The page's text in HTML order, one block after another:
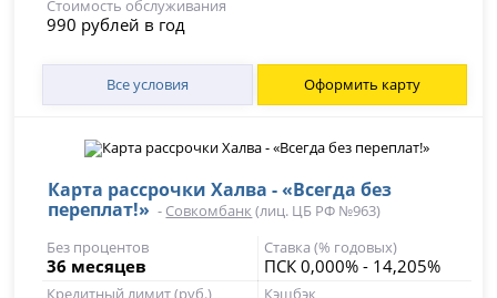
Стоимость обслуживания
990 рублей в год
Все условия Оформить карту
Карта рассрочки Халва - «Всегда без
переплат!» - Совкомбанк (лиц. ЦБ РФ №963)
Без процентов
36 месяцев
Ставка (% годовых)
ПСК 0,000% - 14,205%
Кредитный лимит (руб.) Кэшбэк